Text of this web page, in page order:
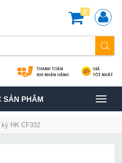
0
SẢN PHÂM
HK CF332